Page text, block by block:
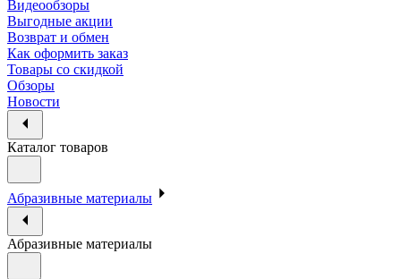
Видеообзоры
Выгодные акции
Возврат и обмен
Как оформить заказ
Товары со скидкой
Обзоры
Новости
Каталог товаров
Абразивные материалы
Абразивные материалы